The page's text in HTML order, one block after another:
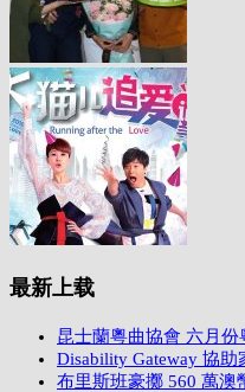
最新上载
昆士蘭粵曲協會 六月份
Disability Gateway 協
布里斯班豪擲 560 萬澳